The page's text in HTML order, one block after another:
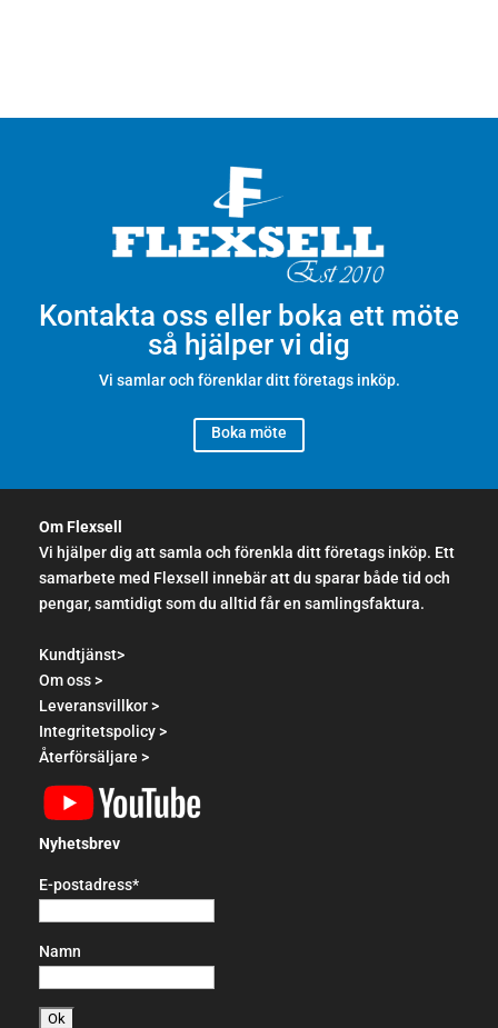
Kontakta oss eller boka ett möte
så hjälper vi dig
Vi samlar och förenklar ditt företags inköp.
Boka möte
Om Flexsell
Vi hjälper dig att samla och förenkla ditt företags inköp. Ett
samarbete med Flexsell innebär att du sparar både tid och
pengar, samtidigt som du alltid får en samlingsfaktura.
Kundtjänst>
Om oss >
Leveransvillkor >
Integritetspolicy >
Återförsäljare >
Nyhetsbrev
E-postadress*
Namn